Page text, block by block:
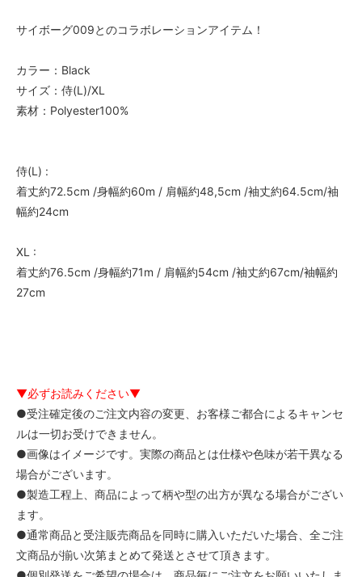
サイボーグ009とのコラボレーションアイテム！
カラー：Black
サイズ：侍(L)/XL
素材：Polyester100%
侍(L) :
着丈約72.5cm /身幅約60m / 肩幅約48,5cm /袖丈約64.5cm/袖
幅約24cm
XL :
着丈約76.5cm /身幅約71m / 肩幅約54cm /袖丈約67cm/袖幅約
27cm
▼必ずお読みください▼
●受注確定後のご注文内容の変更、お客様ご都合によるキャンセ
ルは一切お受けできません。
●画像はイメージです。実際の商品とは仕様や色味が若干異なる
場合がございます。
●製造工程上、商品によって柄や型の出方が異なる場合がござい
ます。
●通常商品と受注販売商品を同時に購入いただいた場合、全ご注
文商品が揃い次第まとめて発送とさせて頂きます。